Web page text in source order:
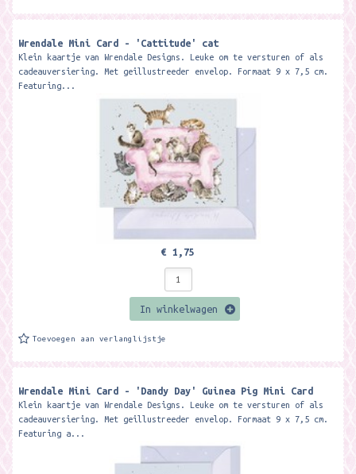
Wrendale Mini Card - 'Cattitude' cat
Klein kaartje van Wrendale Designs. Leuke om te versturen of als
cadeauversiering. Met geillustreeder envelop. Formaat 9 x 7,5 cm.
Featuring...
€ 1,75
In winkelwagen
Toevoegen aan verlanglijstje
Wrendale Mini Card - 'Dandy Day' Guinea Pig Mini Card ​
Klein kaartje van Wrendale Designs. Leuke om te versturen of als
cadeauversiering. Met geillustreeder envelop. Formaat 9 x 7,5 cm.
Featuring a...